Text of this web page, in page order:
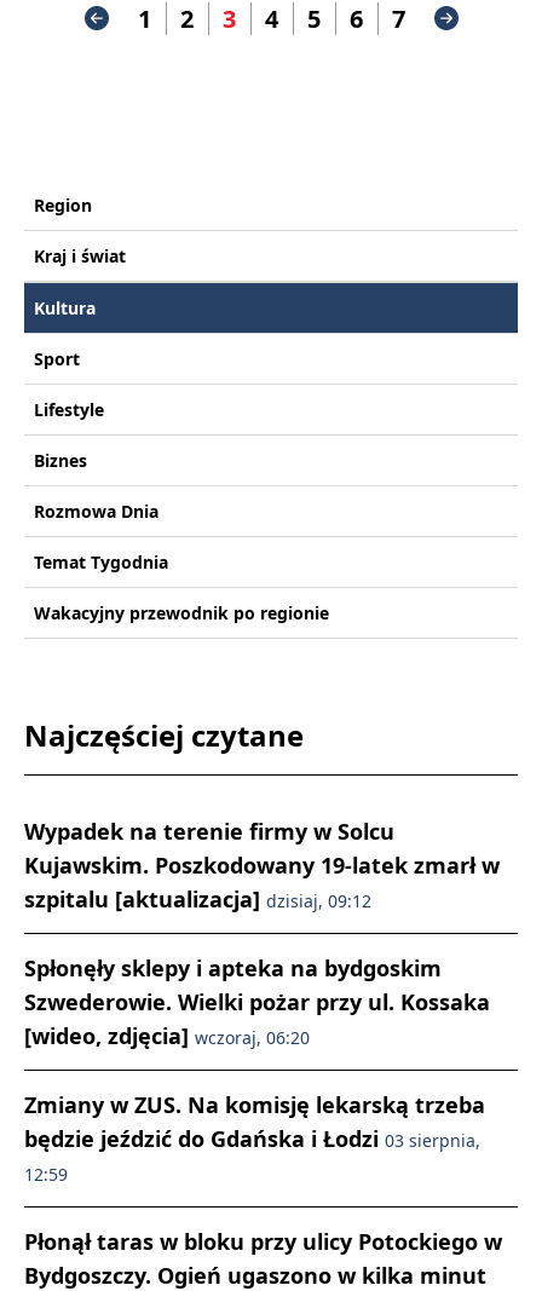
1 2 3 4 5 6 7
Region
Kraj i świat
Kultura
Sport
Lifestyle
Biznes
Rozmowa Dnia
Temat Tygodnia
Wakacyjny przewodnik po regionie
Najczęściej czytane
Wypadek na terenie firmy w Solcu
Kujawskim. Poszkodowany 19-latek zmarł w
szpitalu [aktualizacja] dzisiaj, 09:12
Spłonęły sklepy i apteka na bydgoskim
Szwederowie. Wielki pożar przy ul. Kossaka
[wideo, zdjęcia] wczoraj, 06:20
Zmiany w ZUS. Na komisję lekarską trzeba
będzie jeździć do Gdańska i Łodzi 03 sierpnia,
12:59
Płonął taras w bloku przy ulicy Potockiego w
Bydgoszczy. Ogień ugaszono w kilka minut